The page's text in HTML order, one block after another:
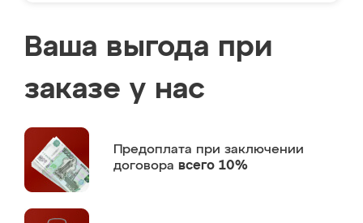
Ваша выгода при
заказе у нас
Предоплата при заключении
договора всего 10%